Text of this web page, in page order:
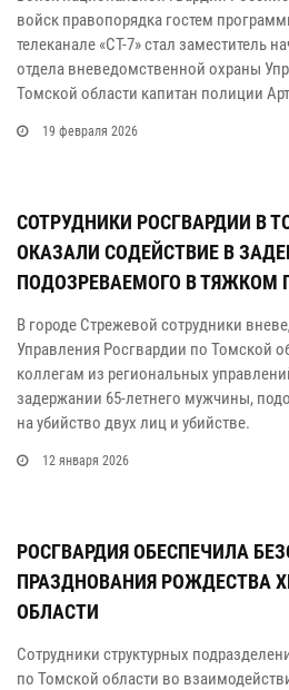
войск правопорядка гостем
телеканале «СТ-7» стал заместитель
отдела вневедомственной охраны
Томской области капитан полиции
19 февраля 2026
СОТРУДНИКИ РОСГВАРДИИ В
ОКАЗАЛИ СОДЕЙСТВИЕ В
ПОДОЗРЕВАЕМОГО В ТЯЖКОМ
В городе Стрежевой сотрудники
Управления Росгвардии по Томской
коллегам из региональных
задержании 65-летнего мужчины,
на убийство двух лиц и убийстве.
12 января 2026
РОСГВАРДИЯ ОБЕСПЕЧИЛА
ПРАЗДНОВАНИЯ РОЖДЕСТВА
ОБЛАСТИ
Сотрудники структурных
по Томской области во